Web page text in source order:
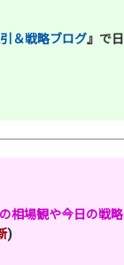
＆戦略ブログ』で
相場観や今日の戦
)